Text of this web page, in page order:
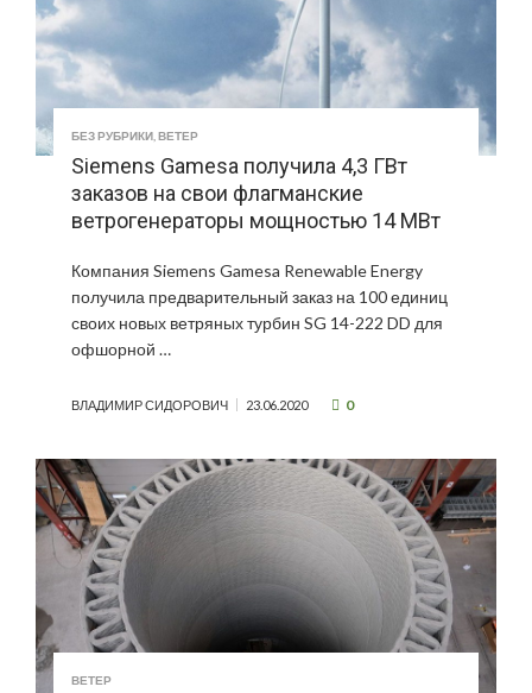
БЕЗ РУБРИКИ ВЕТЕР
Siemens Gamesa получила 4,3 ГВт
заказов на свои флагманские
ветрогенераторы мощностью 14 МВт
Компания Siemens Gamesa Renewable Energy
получила предварительный заказ на 100 единиц
своих новых ветряных турбин SG 14-222 DD для
офшорной …
ВЛАДИМИР СИДОРОВИЧ 23.06.2020 0
ВЕТЕР